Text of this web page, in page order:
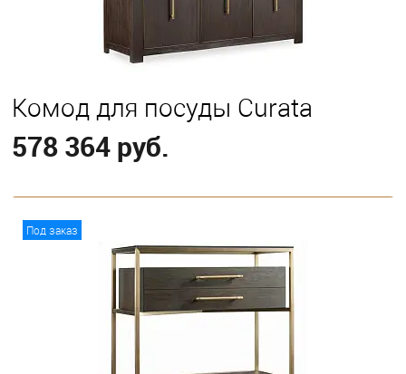
Комод для посуды Curata
578 364 руб.
Под заказ